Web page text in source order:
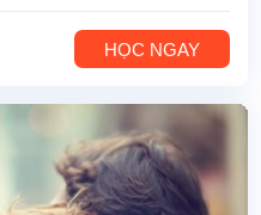
HỌC NGAY